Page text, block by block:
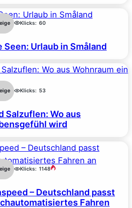
Klicks: 60
Seen: Urlaub in Småland
Klicks: 53
Salzuflen: Wo aus
wird
Klicks: 1148
– Deutschland passt
Fahren